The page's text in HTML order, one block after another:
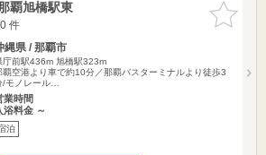
お気に入
りに追加
覇旭橋駅東
件
縄県 / 那覇市
庁前駅436m 旭橋駅323m
覇空港より車で約10分／那覇バスターミナルより徒歩3
/モノレール…
業時間
浴料金 ～
泊